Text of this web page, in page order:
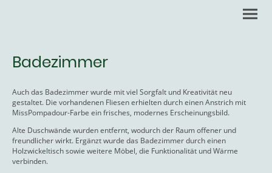
Badezimmer
Auch das Badezimmer wurde mit viel Sorgfalt und Kreativität neu
gestaltet. Die vorhandenen Fliesen erhielten durch einen Anstrich mit
MissPompadour-Farbe ein frisches, modernes Erscheinungsbild.
Alte Duschwände wurden entfernt, wodurch der Raum offener und
freundlicher wirkt. Ergänzt wurde das Badezimmer durch einen
Holzwickeltisch sowie weitere Möbel, die Funktionalität und Wärme
verbinden.